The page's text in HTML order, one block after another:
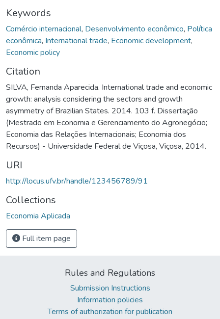
Keywords
Comércio internacional, Desenvolvimento econômico, Política
econômica, International trade, Economic development,
Economic policy
Citation
SILVA, Fernanda Aparecida. International trade and economic
growth: analysis considering the sectors and growth
asymmetry of Brazilian States. 2014. 103 f. Dissertação
(Mestrado em Economia e Gerenciamento do Agronegócio;
Economia das Relações Internacionais; Economia dos
Recursos) - Universidade Federal de Viçosa, Viçosa, 2014.
URI
http://locus.ufv.br/handle/123456789/91
Collections
Economia Aplicada
Full item page
Rules and Regulations
Submission Instructions
Information policies
Terms of authorization for publication